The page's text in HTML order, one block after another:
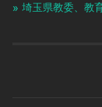
埼玉県教委、教